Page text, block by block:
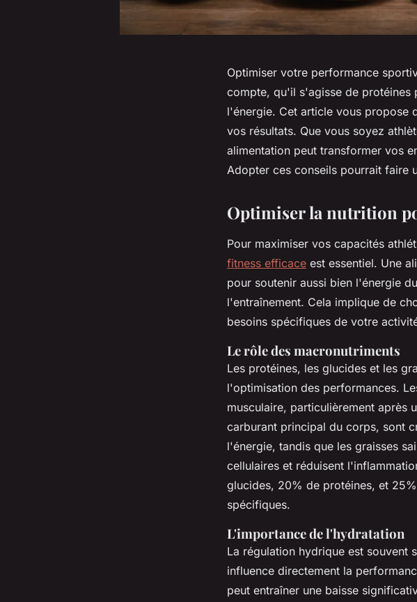
Optimiser votre performance
compte, qu'il s'agisse de protéines
l'énergie. Cet article vous propose
vos résultats. Que vous soyez
alimentation peut transformer vos
Adopter ces conseils pourrait faire
Optimiser la nutrition
Pour maximiser vos capacités
fitness efficace est essentiel. Une
pour soutenir aussi bien l'énergie
l'entraînement. Cela implique de
besoins spécifiques de votre
Le rôle des macronutriments
Les protéines, les glucides et les
l'optimisation des performances.
musculaire, particulièrement après
carburant principal du corps, sont
l'énergie, tandis que les graisses
cellulaires et réduisent
glucides, 20% de protéines, et
spécifiques.
L'importance de l'hydratation
La régulation hydrique est souvent
influence directement la
peut entraîner une baisse